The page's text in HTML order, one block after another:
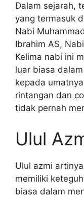
Dalam sejarah,
yang termasuk
Nabi
Ibrahim AS,
Kelima nabi ini
luar biasa
kepada
rintangan dan
tidak pernah
Ulul
Ulul azmi
memiliki
biasa dalam